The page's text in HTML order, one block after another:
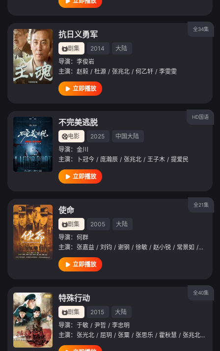
全34集
抗日义勇军
剧集 2014
大陆
导演： 李俊岩
主演： 赵毅 / 杜源 / 张兆北 / 何乙轩 / 李雯雯
立即播放
HD国语
不完美逃脱
电影 2025
中国大陆
导演： 金川
主演：
卜冠今 / 庞瀚辰 / 张兆北 / 王子木 / 提爱民
立即播放
全21集
使命
剧集 2005
大陆
导演： 何群
主演： 张嘉益 / 刘钧 / 谢钢 / 徐敏 / 赵小锐 / 常景如 / 袁茵
立即播放
全40集
特殊行动
剧集 2015
大陆
导演： 于敏 / 尹哲 / 李忠明
主演： 张光北 / 屈玥 / 张粟 / 张思乐 / 霍秋慧 / 张兆北 /